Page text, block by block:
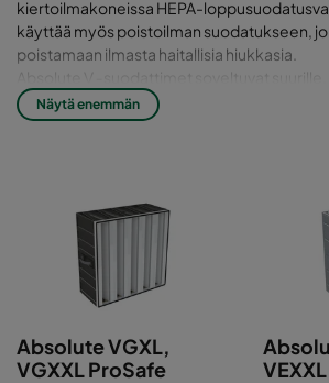
kiertoilmakoneissa HEPA-
käyttää myös poistoilman suodatukseen,
poistamaan ilmasta haitallisia hiukkasia.
Absolute V ‑suodattimet soveltuvat suurille,
ilmavirtauksille. Suodatinmateriaali on
CMS™ -tekniikalla, jolloin materiaali
Kukin Absolute V‑suodatin on testattu
-standardin mukaisen sertifioinnin erillisen
perusteella. Sarjanumerolla varustettu
lisätty tuotteeseen.
Näytä enemmän
Absolute VGXL,
VGXXL ProSafe
VEXXL